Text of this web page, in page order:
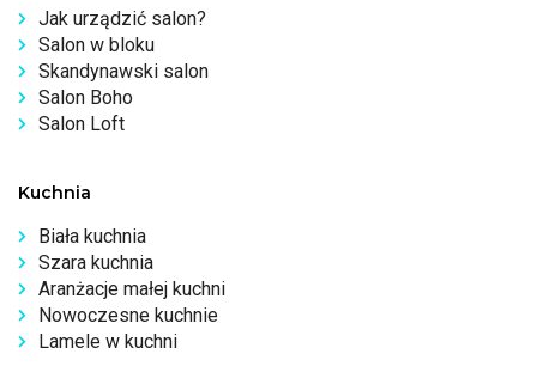
Jak urządzić salon?
Salon w bloku
Skandynawski salon
Salon Boho
Salon Loft
Kuchnia
Biała kuchnia
Szara kuchnia
Aranżacje małej kuchni
Nowoczesne kuchnie
Lamele w kuchni